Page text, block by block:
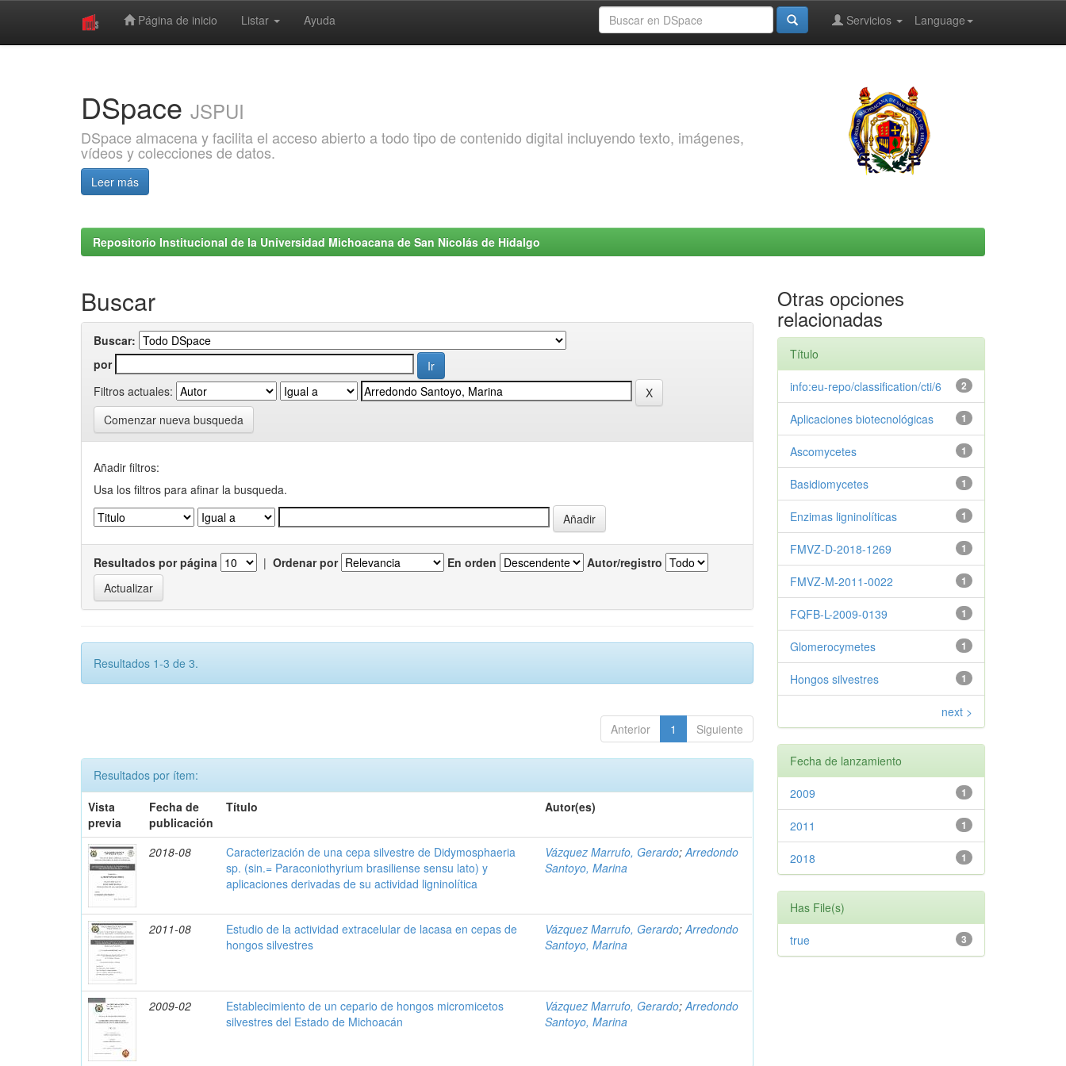
Página de inicio Listar Ayuda Language
Servicios
DSpace JSPUI
DSpace almacena y facilita el acceso abierto a todo tipo de contenido digital incluyendo texto, imágenes,
vídeos y colecciones de datos.
Leer más
Repositorio Institucional de la Universidad Michoacana de San Nicolás de Hidalgo
Buscar
Buscar:
por
Filtros actuales:
Comenzar nueva busqueda
Añadir filtros:
Usa los filtros para afinar la busqueda.
Resultados por página | Ordenar por En orden Autor/registro
Resultados 1-3 de 3.
Anterior 1 Siguiente
Resultados por ítem:
Vista
previa
Fecha de
publicación
Título Autor(es)
2018-08
Caracterización de una cepa silvestre de Didymosphaeria
sp. (sin.= Paraconiothyrium brasiliense sensu lato) y
aplicaciones derivadas de su actividad ligninolítica
Vázquez Marrufo, Gerardo;Arredondo
Santoyo, Marina
2011-08
Estudio de la actividad extracelular de lacasa en cepas de
hongos silvestres
Vázquez Marrufo, Gerardo;Arredondo
Santoyo, Marina
2009-02
Establecimiento de un cepario de hongos micromicetos
silvestres del Estado de Michoacán
Vázquez Marrufo, Gerardo;Arredondo
Santoyo, Marina
Otras opciones
relacionadas
Título
2
info:eu-repo/classification/cti/6
1
Aplicaciones biotecnológicas
1
Ascomycetes
1
Basidiomycetes
1
Enzimas ligninolíticas
1
FMVZ-D-2018-1269
1
FMVZ-M-2011-0022
1
FQFB-L-2009-0139
1
Glomerocymetes
1
Hongos silvestres
next >
Fecha de lanzamiento
1
2009
1
2011
1
2018
Has File(s)
3
true